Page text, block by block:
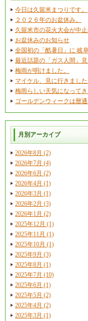
今日は久留米まつりです。
２０２６年のお盆休み。
久留米市の花火大会が中
お盆休みのお知らせ
全国初の「酷暑日」に 岐
最近話題の「ガス人間」見
梅雨が明けました。
マイケル、見に行きました
梅雨らしい天気になってき
ゴールデンウィークは暦通
月別アーカイブ
2026年8月 (2)
2026年7月 (4)
2026年6月 (2)
2026年4月 (1)
2026年3月 (1)
2026年2月 (3)
2026年1月 (2)
2025年12月 (1)
2025年11月 (1)
2025年10月 (1)
2025年9月 (3)
2025年8月 (1)
2025年7月 (10)
2025年6月 (1)
2025年5月 (2)
2025年4月 (2)
2025年3月 (1)